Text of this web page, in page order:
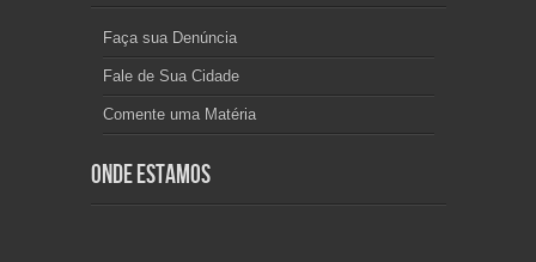
Faça sua Denúncia
Fale de Sua Cidade
Comente uma Matéria
Onde Estamos